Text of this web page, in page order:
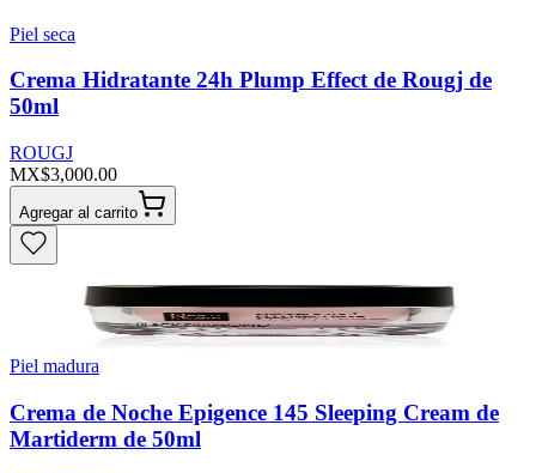
Piel seca
Crema Hidratante 24h Plump Effect de Rougj de
50ml
ROUGJ
MX$3,000.00
Agregar al carrito
Piel madura
Crema de Noche Epigence 145 Sleeping Cream de
Martiderm de 50ml